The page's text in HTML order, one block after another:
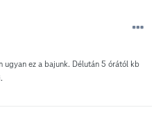
ugyan ez a bajunk. Délután 5 órától kb